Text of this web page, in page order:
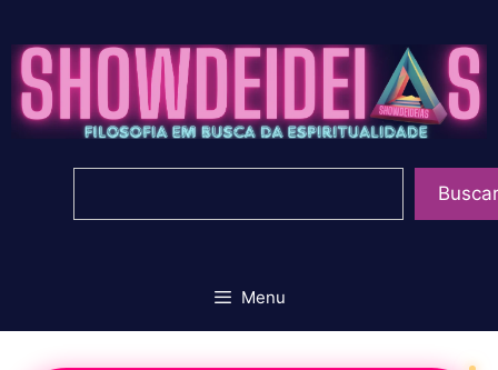
para
conteúdo
Buscar
Menu